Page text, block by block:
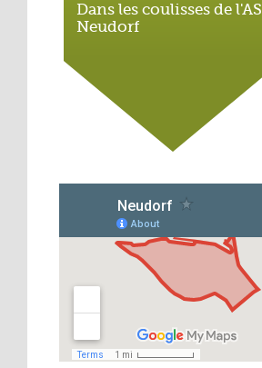
Dans les coulisses de l'AS
Neudorf
15 octobre 2013
Place du marché : les
vieux vélos roulent
clichés
14 octobre 2013
Tapis rouge sous ciel gris
14 octobre 2013